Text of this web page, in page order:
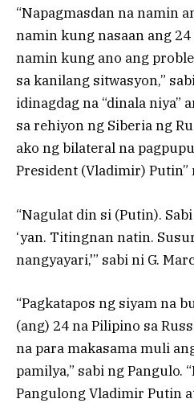
“Napagmasdan na namin
namin kung nasaan ang
namin kung ano ang
sa kanilang sitwasyon,”
idinagdag na “dinala niya”
sa rehiyon ng Siberia ng
ako ng bilateral na
President (Vladimir)
“Nagulat din si (Putin).
‘yan. Titingnan natin.
nangyayari,'” sabi ni G.
“Pagkatapos ng siyam na
(ang) 24 na Pilipino sa
na para makasama muli
pamilya,” sabi ng Pangulo.
Pangulong Vladimir Putin